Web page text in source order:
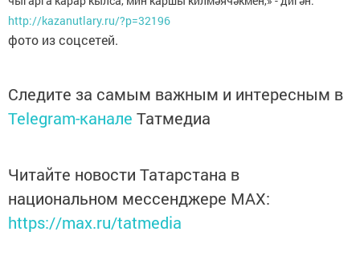
http://kazanutlary.ru/?p=32196
фото из соцсетей.
Следите за самым важным и интересным в
Telegram-канале Татмедиа
Читайте новости Татарстана в
национальном мессенджере MАХ:
https://max.ru/tatmedia